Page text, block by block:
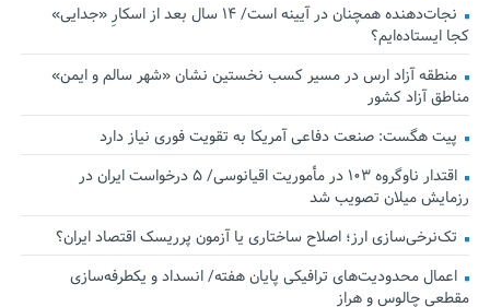
نجات‌دهنده‌ همچنان در آیینه است/ ۱۴ سال بعد از اسکارِ «جدایی»
کجا ایستاده‌ایم؟
منطقه آزاد ارس در مسیر کسب نخستین نشان «شهر سالم و ایمن»
مناطق آزاد کشور
پیت هگست: صنعت دفاعی آمریکا به تقویت فوری نیاز دارد
اقتدار ناوگروه ۱۰۳ در مأموریت‌ اقیانوسی/ ۵ درخواست ایران در
رزمایش میلان تصویب شد
تک‌نرخی‌سازی ارز؛ اصلاح ساختاری یا آزمون پرریسک اقتصاد ایران؟
اعمال محدودیت‌های ترافیکی پایان هفته/ انسداد و یکطرفه‌سازی
مقطعی چالوس و هراز